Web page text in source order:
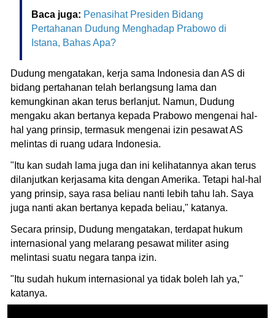
Baca juga: Penasihat Presiden Bidang
Pertahanan Dudung Menghadap Prabowo di
Istana, Bahas Apa?
Dudung mengatakan, kerja sama Indonesia dan AS di
bidang pertahanan telah berlangsung lama dan
kemungkinan akan terus berlanjut. Namun, Dudung
mengaku akan bertanya kepada Prabowo mengenai hal-
hal yang prinsip, termasuk mengenai izin pesawat AS
melintas di ruang udara Indonesia.
"Itu kan sudah lama juga dan ini kelihatannya akan terus
dilanjutkan kerjasama kita dengan Amerika. Tetapi hal-hal
yang prinsip, saya rasa beliau nanti lebih tahu lah. Saya
juga nanti akan bertanya kepada beliau," katanya.
Secara prinsip, Dudung mengatakan, terdapat hukum
internasional yang melarang pesawat militer asing
melintasi suatu negara tanpa izin.
"Itu sudah hukum internasional ya tidak boleh lah ya,"
katanya.